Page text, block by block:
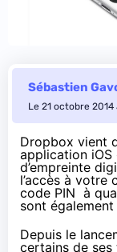
Sébastien
Le 21 octobre 2014
Dropbox vient
application iOS
d’empreinte
l’accès à votre
code PIN à
sont
Depuis le
certains de